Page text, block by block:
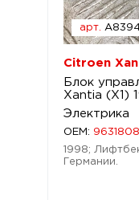
арт.
Citroen
Блок
Xantia (X1)
Электрика
OEM:
1998;
Германии.